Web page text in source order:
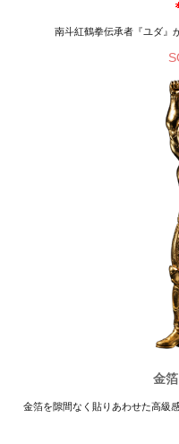
南斗紅鶴拳伝承者『ユダ』
金
金箔を隙間なく貼りあわせた高級